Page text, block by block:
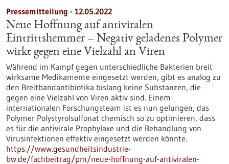
Pressemitteilung - 12.05.2022
Neue Hoffnung auf antiviralen
Eintrittshemmer – Negativ geladenes Polymer
wirkt gegen eine Vielzahl an Viren
Während im Kampf gegen unterschiedliche Bakterien breit
wirksame Medikamente eingesetzt werden, gibt es analog zu
den Breitbandantibiotika bislang keine Substanzen, die
gegen eine Vielzahl von Viren aktiv sind. Einem
internationalen Forschungsteam ist es nun gelungen, das
Polymer Polystyrolsulfonat chemisch so zu optimieren, dass
es für die antivirale Prophylaxe und die Behandlung von
Virusinfektionen effektiv eingesetzt werden könnte.
https://www.gesundheitsindustrie-
bw.de/fachbeitrag/pm/neue-hoffnung-auf-antiviralen-